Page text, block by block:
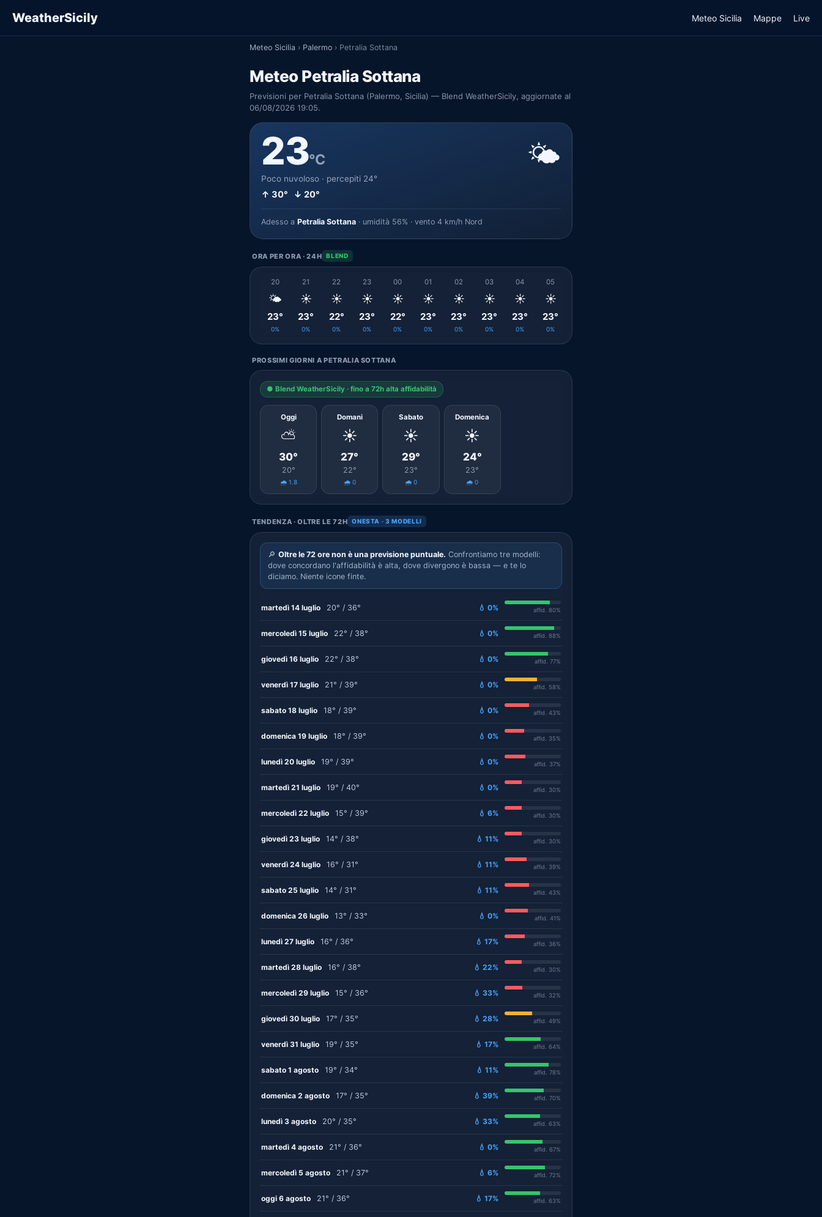
WeatherSicily Meteo Sicilia Mappe Live
Meteo Sicilia › Palermo › Petralia Sottana
Meteo Petralia Sottana
Previsioni per Petralia Sottana (Palermo, Sicilia) — Blend WeatherSicily, aggiornate al
06/08/2026 19:05.
23°C
Poco nuvoloso · percepiti 24°
↑ 30° ↓ 20°
🌤️
Adesso a Petralia Sottana · umidità 56% · vento 4 km/h Nord
ORA PER ORA · 24H BLEND
20
🌤️
23°
0%
21
☀️
23°
0%
22
☀️
22°
0%
23
☀️
23°
0%
00
☀️
22°
0%
01
☀️
23°
0%
02
☀️
23°
0%
03
☀️
23°
0%
04
☀️
23°
0%
05
☀️
23°
0%
PROSSIMI GIORNI A PETRALIA SOTTANA
● Blend WeatherSicily · fino a 72h alta affidabilità
Oggi
⛅
30°
20°
🌧️ 1.8
Domani
☀️
27°
22°
🌧️ 0
Sabato
☀️
29°
23°
🌧️ 0
Domenica
☀️
24°
23°
🌧️ 0
TENDENZA · OLTRE LE 72H ONESTA · 3 MODELLI
🔎 Oltre le 72 ore non è una previsione puntuale. Confrontiamo tre modelli:
dove concordano l'affidabilità è alta, dove divergono è bassa — e te lo
diciamo. Niente icone finte.
martedì 14 luglio 20° / 36° 💧 0% affid. 80%
mercoledì 15 luglio 22° / 38° 💧 0% affid. 88%
giovedì 16 luglio 22° / 38° 💧 0% affid. 77%
venerdì 17 luglio 21° / 39° 💧 0% affid. 58%
sabato 18 luglio 18° / 39° 💧 0% affid. 43%
domenica 19 luglio 18° / 39° 💧 0% affid. 35%
lunedì 20 luglio 19° / 39° 💧 0% affid. 37%
martedì 21 luglio 19° / 40° 💧 0% affid. 30%
mercoledì 22 luglio 15° / 39° 💧 6% affid. 30%
giovedì 23 luglio 14° / 38° 💧 11% affid. 30%
venerdì 24 luglio 16° / 31° 💧 11% affid. 39%
sabato 25 luglio 14° / 31° 💧 11% affid. 43%
domenica 26 luglio 13° / 33° 💧 0% affid. 41%
lunedì 27 luglio 16° / 36° 💧 17% affid. 36%
martedì 28 luglio 16° / 38° 💧 22% affid. 30%
mercoledì 29 luglio 15° / 36° 💧 33% affid. 32%
giovedì 30 luglio 17° / 35° 💧 28% affid. 49%
venerdì 31 luglio 19° / 35° 💧 17% affid. 64%
sabato 1 agosto 19° / 34° 💧 11% affid. 78%
domenica 2 agosto 17° / 35° 💧 39% affid. 70%
lunedì 3 agosto 20° / 35° 💧 33% affid. 63%
martedì 4 agosto 21° / 36° 💧 0% affid. 67%
mercoledì 5 agosto 21° / 37° 💧 6% affid. 72%
oggi 6 agosto 21° / 36° 💧 17% affid. 63%